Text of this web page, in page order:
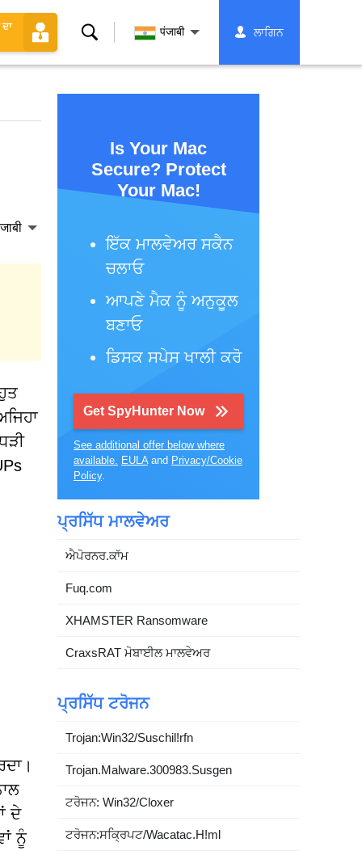
ਖੋਜ पंजाबी ਲਾਗਿਨ
ਦੇ
ਨੂੰ
Is Your Mac
Secure? Protect
Your Mac!
ਇੱਕ ਮਾਲਵੇਅਰ ਸਕੈਨ
ਚਲਾਓ
ਆਪਣੇ ਮੈਕ ਨੂੰ ਅਨੁਕੂਲ
ਬਣਾਓ
ਡਿਸਕ ਸਪੇਸ ਖਾਲੀ ਕਰੋ
Get SpyHunter Now
See additional offer below where
available. EULAand Privacy/Cookie
Policy.
ਪ੍ਰਸਿੱਧ ਮਾਲਵੇਅਰ
ਐਪੋਰਨਰ.ਕਾੱਮ
Fuq.com
XHAMSTER Ransomware
CraxsRAT ਮੋਬਾਈਲ ਮਾਲਵੇਅਰ
ਪ੍ਰਸਿੱਧ ਟਰੋਜਨ
Trojan:Win32/Suschil!rfn
Trojan.Malware.300983.Susgen
ਟਰੋਜਨ: Win32/Cloxer
ਟਰੋਜਨ:ਸਕ੍ਰਿਪਟ/Wacatac.H!ml